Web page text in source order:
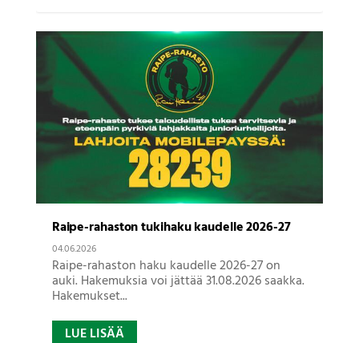
Raipe-rahaston tukihaku kaudelle 2026-27
04.06.2026
Raipe-rahaston haku kaudelle 2026-27 on
auki. Hakemuksia voi jättää 31.08.2026 saakka.
Hakemukset...
LUE LISÄÄ